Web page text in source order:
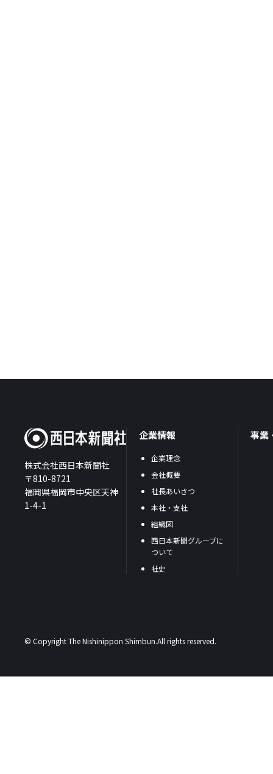
株式会社西日本新聞社
〒810-8721
福岡県福岡市中央区天神
1-4-1
企業情報
企業理念
会社概要
社長あいさつ
本社・支社
組織図
西日本新聞グループに
ついて
社史
事業
© Copyright The Nishinippon Shimbun.All rights reserved.